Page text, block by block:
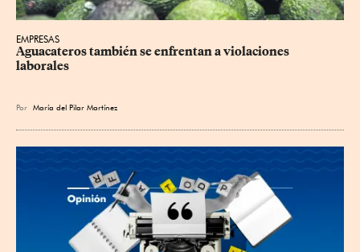
EMPRESAS
Aguacateros también se enfrentan a violaciones
laborales
Por María del Pilar Martínez